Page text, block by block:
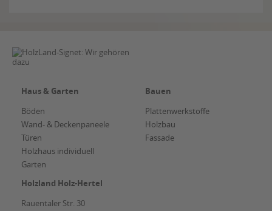
Haus & Garten
Böden
Wand- & Deckenpaneele
Türen
Holzhaus individuell
Garten
Bauen
Plattenwerkstoffe
Holzbau
Fassade
Holzland Holz-Hertel
Rauentaler Str. 30